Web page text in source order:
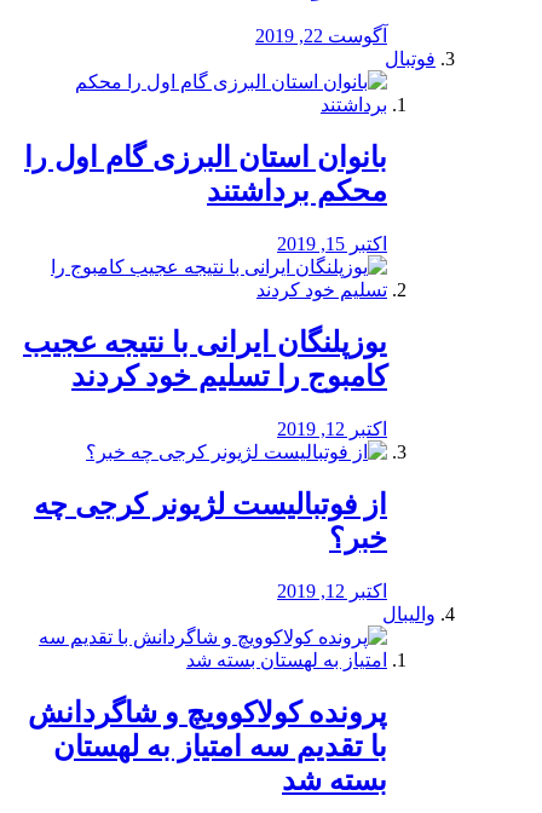
آگوست 22, 2019
فوتبال
بانوان استان البرزی گام اول را
محكم برداشتند
اکتبر 15, 2019
یوزپلنگان ایرانی با نتیجه عجیب
کامبوج را تسلیم خود کردند
اکتبر 12, 2019
از فوتبالیست لژیونر کرجی چه
خبر؟
اکتبر 12, 2019
والیبال
پرونده کولاکوویچ و شاگردانش
با تقدیم سه امتیاز به لهستان
بسته شد